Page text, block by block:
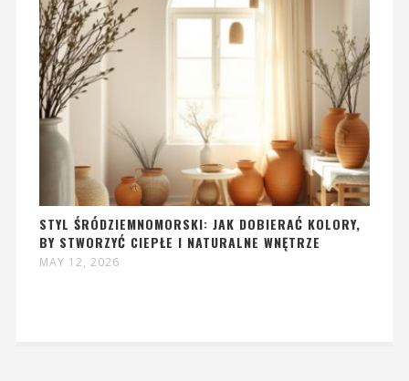
STYL ŚRÓDZIEMNOMORSKI: JAK DOBIERAĆ KOLORY,
BY STWORZYĆ CIEPŁE I NATURALNE WNĘTRZE
MAY 12, 2026